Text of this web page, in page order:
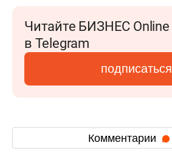
Читайте БИЗНЕС Online
в Telegram
подписаться
Комментарии